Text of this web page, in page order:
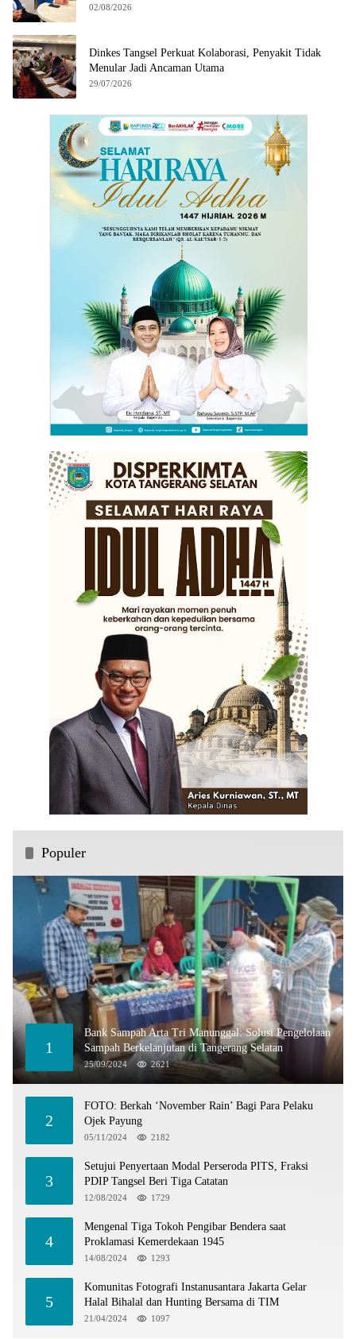
02/08/2026
Dinkes Tangsel Perkuat Kolaborasi, Penyakit Tidak
Menular Jadi Ancaman Utama
29/07/2026
Populer
1
Bank Sampah Arta Tri Manunggal: Solusi Pengelolaan
Sampah Berkelanjutan di Tangerang Selatan
25/09/2024 2621
2
FOTO: Berkah ‘November Rain’ Bagi Para Pelaku
Ojek Payung
05/11/2024 2182
3
Setujui Penyertaan Modal Perseroda PITS, Fraksi
PDIP Tangsel Beri Tiga Catatan
12/08/2024 1729
4
Mengenal Tiga Tokoh Pengibar Bendera saat
Proklamasi Kemerdekaan 1945
14/08/2024 1293
5
Komunitas Fotografi Instanusantara Jakarta Gelar
Halal Bihalal dan Hunting Bersama di TIM
21/04/2024 1097